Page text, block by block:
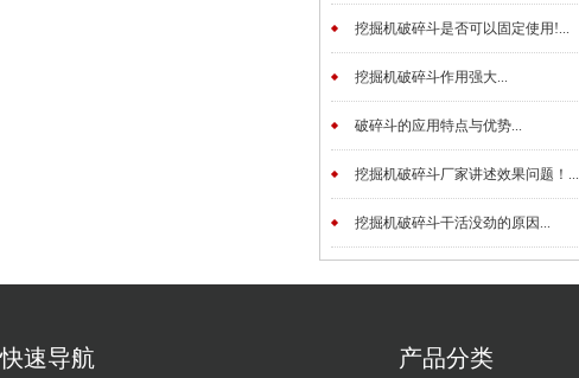
挖掘机破碎斗是否可以固定使用!...
挖掘机破碎斗作用强大...
破碎斗的应用特点与优势...
挖掘机破碎斗厂家讲述效果问题！...
挖掘机破碎斗干活没劲的原因...
快速导航 产品分类